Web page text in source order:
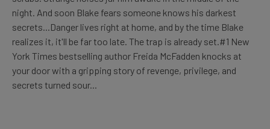
night. And soon Blake fears someone knows his darkest
secrets...Danger lives right at home, and by the time Blake
realizes it, it'll be far too late. The trap is already set.#1 New
York Times bestselling author Freida McFadden knocks at
your door with a gripping story of revenge, privilege, and
secrets turned sour...